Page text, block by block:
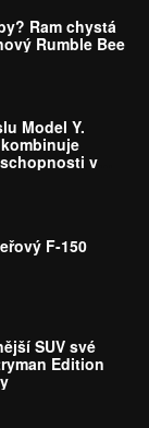
Ram chystá
Rumble Bee
Model Y.
v
F-150
SUV své
Edition